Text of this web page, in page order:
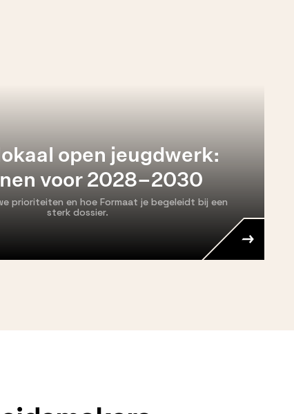
open jeugdwerk:
voor 2028–2030
prioriteiten en hoe Formaat je begeleidt bij een
sterk dossier.